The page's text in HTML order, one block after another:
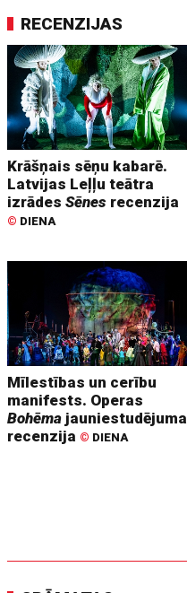
RECENZIJAS
Krāšņais sēņu kabarē.
Latvijas Leļļu teātra
izrādesSēnes recenzija
© DIENA
Mīlestības un cerību
manifests. Operas
Bohēma jauniestudējuma
recenzija © DIENA